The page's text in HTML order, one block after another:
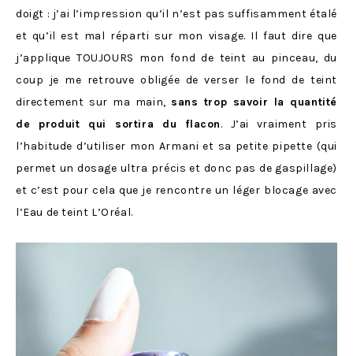
doigt : j’ai l’impression qu’il n’est pas suffisamment étalé
et qu’il est mal réparti sur mon visage. Il faut dire que
j’applique TOUJOURS mon fond de teint au pinceau, du
coup je me retrouve obligée de verser le fond de teint
directement sur ma main, sans trop savoir la quantité
de produit qui sortira du flacon. J’ai vraiment pris
l’habitude d’utiliser mon Armani et sa petite pipette (qui
permet un dosage ultra précis et donc pas de gaspillage)
et c’est pour cela que je rencontre un léger blocage avec
l’Eau de teint L’Oréal.